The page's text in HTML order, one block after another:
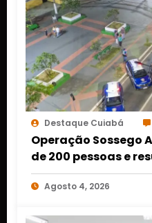
Destaque Cuiabá
Operação Sossego
de 200 pessoas e
por tráfico em
Agosto 4, 2026